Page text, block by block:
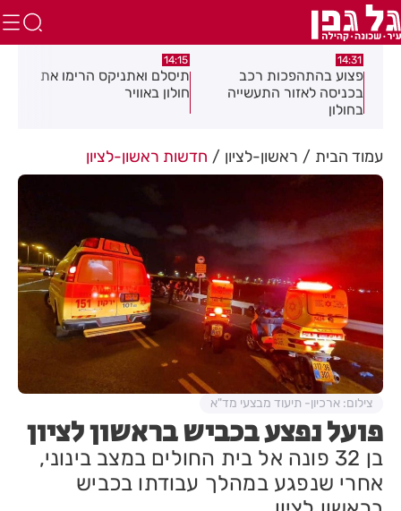
14:31
פצוע בהתהפכות רכב
בכניסה לאזור התעשייה
בחולון
14:15
תיסלם ואתניקס הרימו את
חולון באוויר
עמוד הבית ראשון-לציון חדשות ראשון-לציון
פועל נפצע בכביש בראשון לציון
בן 32 פונה אל בית החולים במצב בינוני,
אחרי שנפגע במהלך עבודתו בכביש
צילום: ארכיון- תיעוד מבצעי מד"א